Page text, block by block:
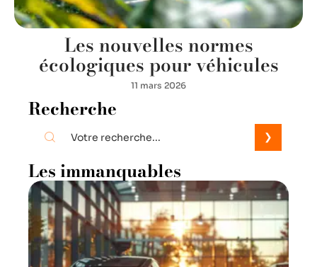
Les nouvelles normes
écologiques pour véhicules
11 mars 2026
Recherche
Les immanquables